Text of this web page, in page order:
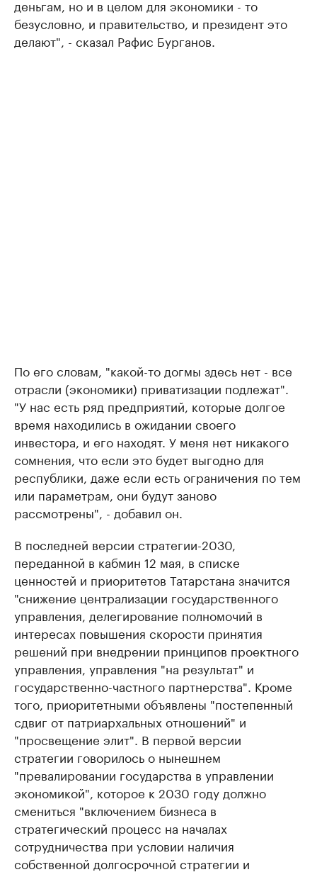
деньгам, но и в целом для экономики - то
безусловно, и правительство, и президент это
делают", - сказал Рафис Бурганов.
По его словам, "какой-то догмы здесь нет - все
отрасли (экономики) приватизации подлежат".
"У нас есть ряд предприятий, которые долгое
время находились в ожидании своего
инвестора, и его находят. У меня нет никакого
сомнения, что если это будет выгодно для
республики, даже если есть ограничения по тем
или параметрам, они будут заново
рассмотрены", - добавил он.
В последней версии стратегии-2030,
переданной в кабмин 12 мая, в списке
ценностей и приоритетов Татарстана значится
"снижение централизации государственного
управления, делегирование полномочий в
интересах повышения скорости принятия
решений при внедрении принципов проектного
управления, управления "на результат" и
государственно-частного партнерства". Кроме
того, приоритетными объявлены "постепенный
сдвиг от патриархальных отношений" и
"просвещение элит". В первой версии
стратегии говорилось о нынешнем
"превалировании государства в управлении
экономикой", которое к 2030 году должно
смениться "включением бизнеса в
стратегический процесс на началах
сотрудничества при условии наличия
собственной долгосрочной стратегии и